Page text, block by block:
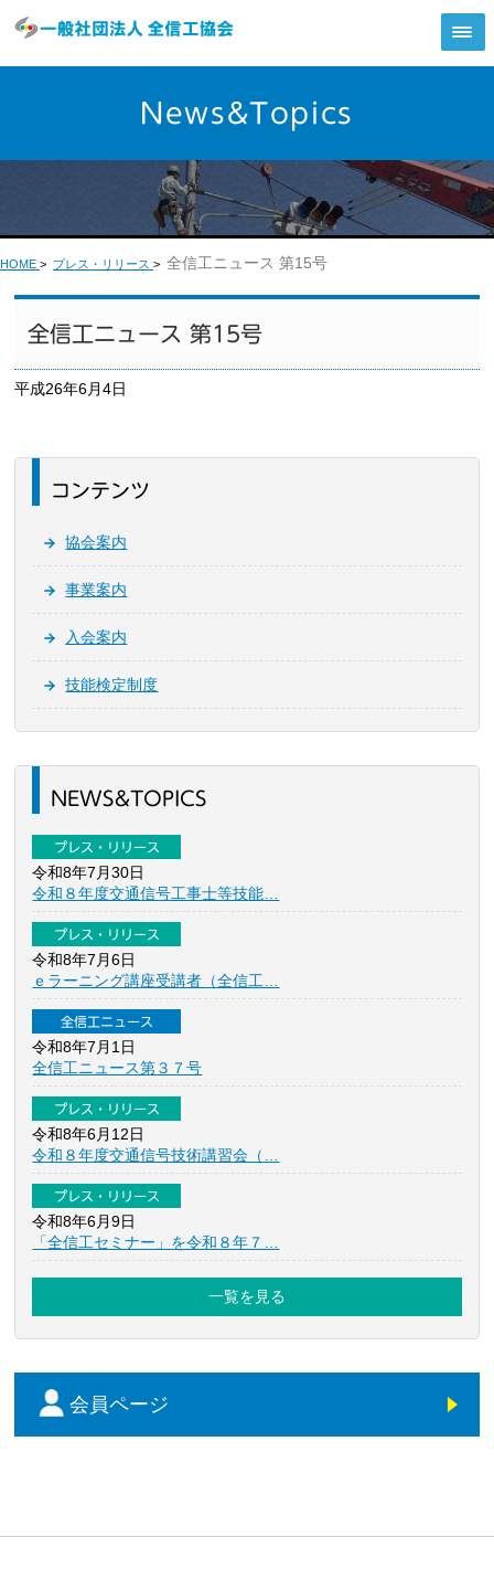
News&Topics
HOME > プレス・リリース > 全信工ニュース 第15号
全信工ニュース 第15号
平成26年6月4日
コンテンツ
協会案内
事業案内
入会案内
技能検定制度
NEWS&TOPICS
プレス・リリース
令和8年7月30日
令和８年度交通信号工事士等技能…
プレス・リリース
令和8年7月6日
ｅラーニング講座受講者（全信工…
全信工ニュース
令和8年7月1日
全信工ニュース第３７号
プレス・リリース
令和8年6月12日
令和８年度交通信号技術講習会（…
プレス・リリース
令和8年6月9日
「全信工セミナー」を令和８年７…
一覧を見る
会員ページ